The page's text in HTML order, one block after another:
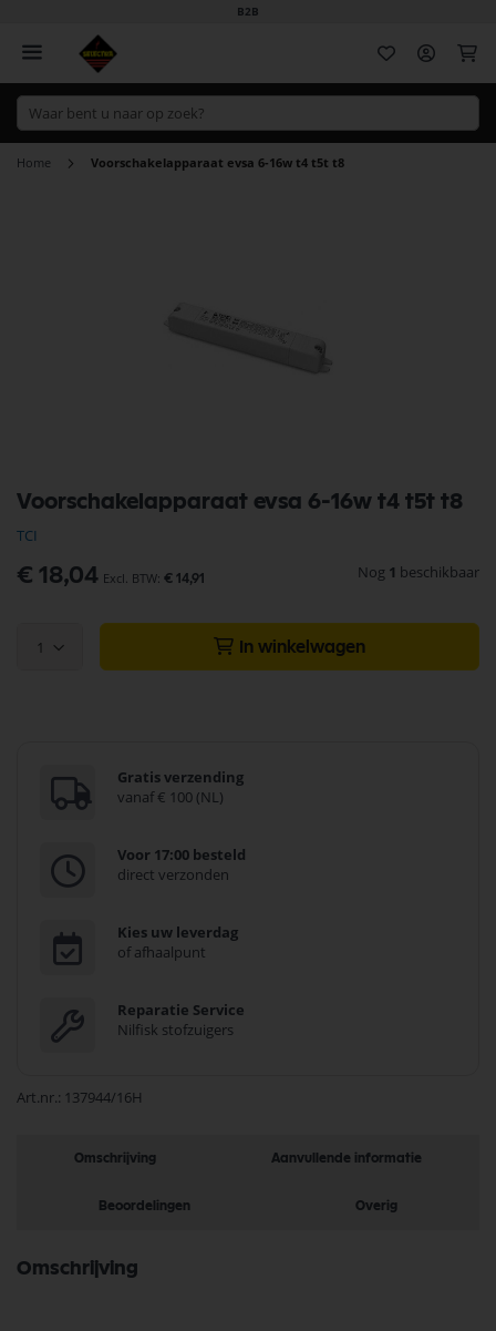
B2B
Home Voorschakelapparaat evsa 6-16w t4 t5t t8
Voorschakelapparaat evsa 6-16w t4 t5t t8
TCI
€ 18,04 € 14,91 Nog 1 beschikbaar
1 In winkelwagen
Gratis verzending
vanaf € 100 (NL)
Voor 17:00 besteld
direct verzonden
Kies uw leverdag
of afhaalpunt
Reparatie Service
Nilfisk stofzuigers
Art.nr. 137944/16H
naar
het
begin
van
de
Omschrijving Aanvullende informatie
Beoordelingen Overig
Omschrijving